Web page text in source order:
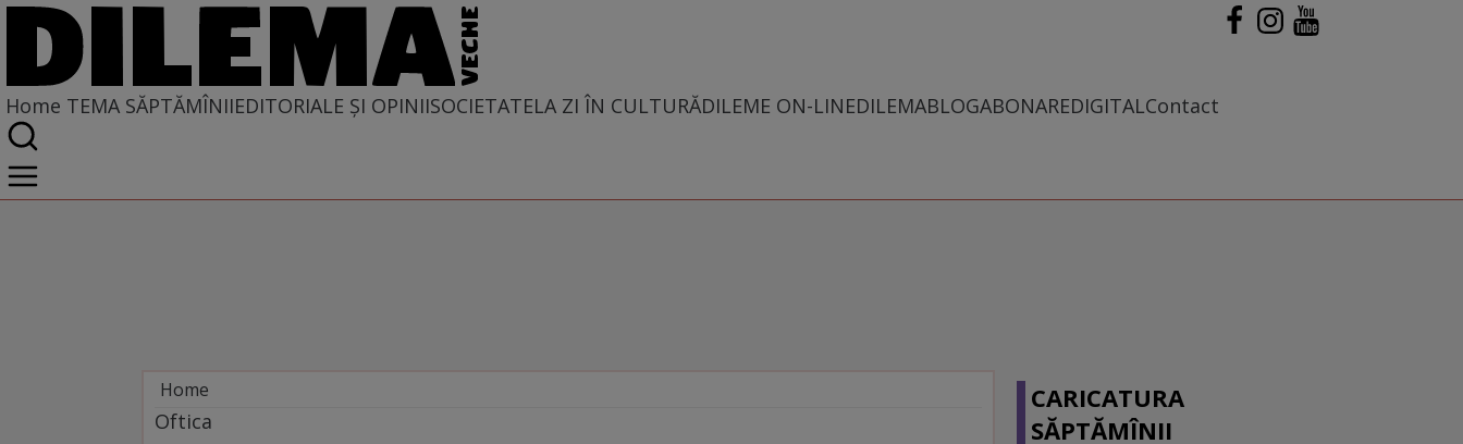
Home TEMA SĂPTĂMÎNIIEDITORIALE ȘI OPINIISOCIETATELA ZI ÎN CULTURĂDILEME ON-LINEDILEMABLOGABONAREDIGITALContact
Home
Tema săptămînii
Oftica
CARICATURA
SĂPTĂMÎNII